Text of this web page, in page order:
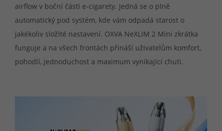
airflow v boční části e-cigarety. Jedná se o plně
automatický pod systém, kde vám odpadá starost o
jakékoliv složité nastavení. OXVA NeXLIM 2 Mini zkrátka
funguje a na všech frontách přináší uživatelům komfort,
pohodlí, jednoduchost a maximum vynikající chuti.